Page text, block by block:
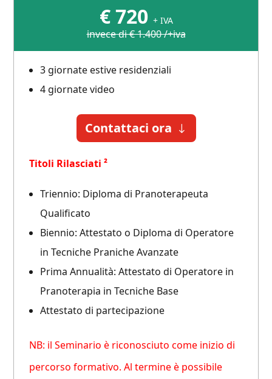
€720 + IVA
invece di € 1.400 /+iva
3 giornate estive residenziali
4 giornate video
Contattaci ora
Titoli Rilasciati ²
Triennio: Diploma di Pranoterapeuta
Qualificato
Biennio: Attestato o Diploma di Operatore
in Tecniche Praniche Avanzate
Prima Annualità: Attestato di Operatore in
Pranoterapia in Tecniche Base
Attestato di partecipazione
NB: il Seminario è riconosciuto come inizio di
percorso formativo. Al termine è possibile